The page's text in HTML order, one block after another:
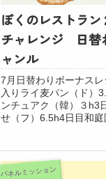
ぼくのレストラ
チャレンジ 日替
ャンル
7月日替わりボーナス
入りライ麦パン（ド）
ンチュアク（韓）３h3
せ（フ）6.5h4日目和
（和）6.5h5日目和庭
パネルミッション